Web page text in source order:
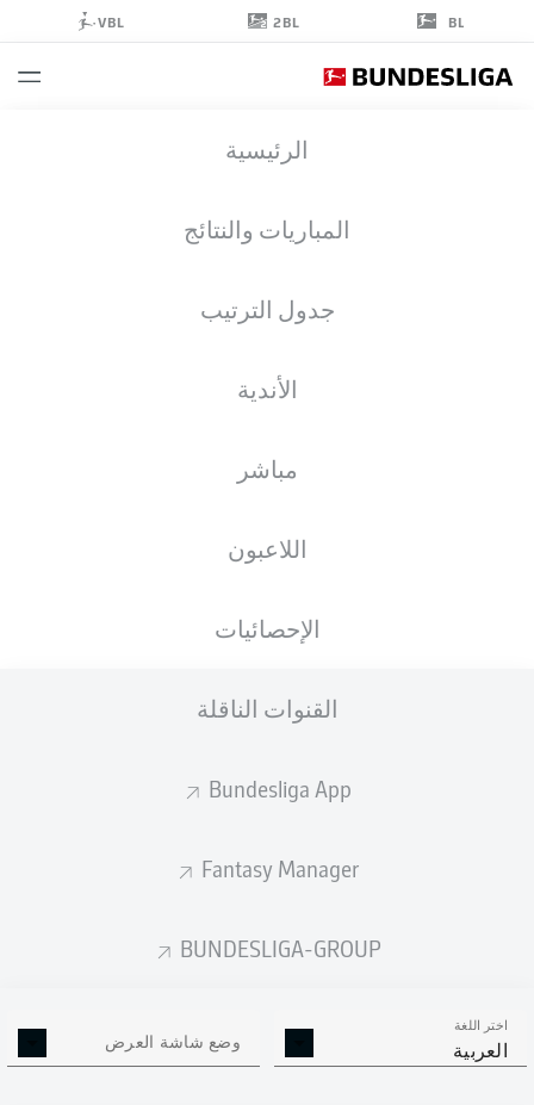
BL
2BL
VBL
الرئيسية
المباريات والنتائج
جدول الترتيب
الأندية
مباشر
اللاعبون
الإحصائيات
القنوات الناقلة
Bundesliga App
Fantasy Manager
BUNDESLIGA-GROUP
اختر اللغة
العربية وضع شاشة العرض
21.02.2006
إحصائيات موسم 2026/2027
الافتكاكات الناجحة